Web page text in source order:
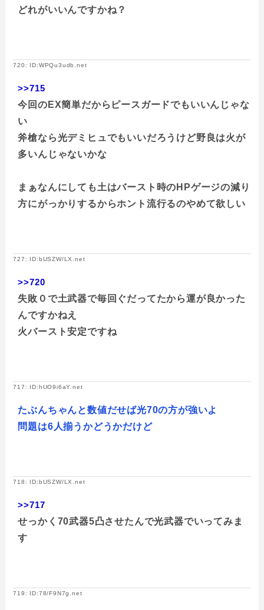
どれがいいんですかね？
720: ID:WPQu3udb.net
>>715
今回のEX簡単だからピースガードでもいいんじゃな
い
斧槍なら光デミヒュでもいいだろうけど野良は火が
多いんじゃないかな
まぁなんにしても土はバースト時のHPゲージの減り
方にがっかりするからホント流行るのやめて欲しい
727: ID:bUSZW/LX.net
>>720
失敗０で土武器で毎回ぐだってたから運が良かった
んですかねえ
火バースト安定ですね
717: ID:hUO9i6aY.net
たぶんちゃんと数値だせば光70の方が強いよ
問題は6人揃うかどうかだけど
718: ID:bUSZW/LX.net
>>717
せっかく70武器5凸させたんで光武器でいってみま
す
719: ID:78/F9N7g.net